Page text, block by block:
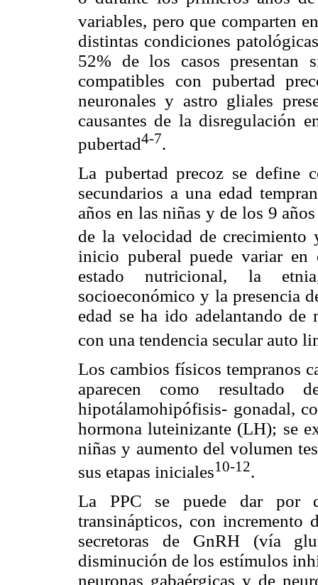
variables, pero que comparten
distintas condiciones
52% de los casos presentan
compatibles con pubertad
neuronales y astro gliales
causantes de la disregulación
pubertad4-7.
La pubertad precoz se define
secundarios a una edad
años en las niñas y de los 9
de la velocidad de crecimiento
inicio puberal puede variar en
estado nutricional, la
socioeconómico y la presencia
edad se ha ido adelantando
con una tendencia secular auto
Los cambios físicos tempranos
aparecen como resultado
hipotálamohipófisis- gonadal,
hormona luteinizante (LH); se
niñas y aumento del volumen
sus etapas iniciales10-12.
La PPC se puede dar por
transinápticos, con incremento
secretoras de GnRH (vía
disminución de los estímulos
neuronas gabaérgicas y de